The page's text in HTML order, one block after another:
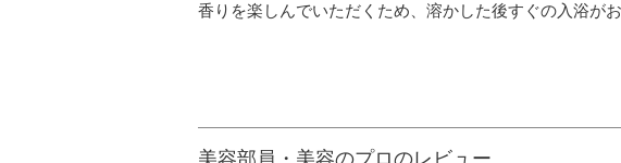
香りを楽しんでいただくため、溶かした後すぐの入浴がお
美容部員・美容のプロのレビュー